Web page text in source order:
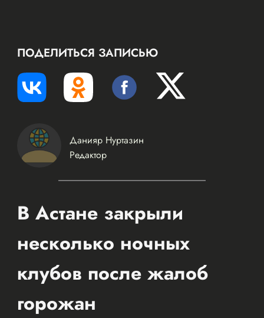
ПОДЕЛИТЬСЯ ЗАПИСЬЮ
Данияр Нуртазин
Редактор
В Астане закрыли
несколько ночных
клубов после жалоб
горожан